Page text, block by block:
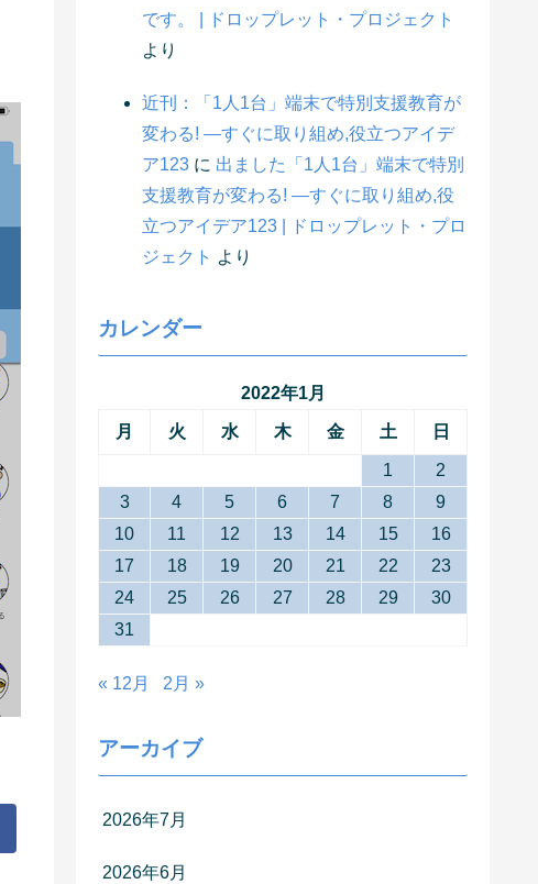
です。 | ドロップレット・プロジェクト
より
近刊：「1人1台」端末で特別支援教育が
変わる! ―すぐに取り組め,役立つアイデ
ア123 に 出ました「1人1台」端末で特別
支援教育が変わる! ―すぐに取り組め,役
立つアイデア123 | ドロップレット・プロ
ジェクト より
カレンダー
2022年1月
月 火 水 木 金 土 日
1
2
3
4 5 6 7 8
9
10
11 12 13 14 15
16
17
18 19 20 21 22
23
24
25 26 27 28 29
30
31
« 12月 2月 »
アーカイブ
2026年7月
2026年6月